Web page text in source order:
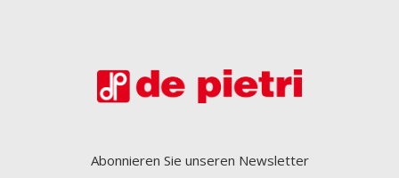
Abonnieren Sie unseren Newsletter